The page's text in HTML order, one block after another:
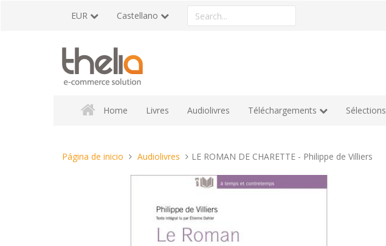
EUR Castellano
Search
a
Home Livres Audiolivres Téléchargements Sélections
Estas
Página de inicio Audiolivres LE ROMAN DE CHARETTE - Philippe de Villiers